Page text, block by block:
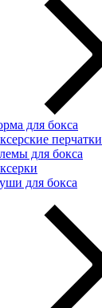
для бокса
перчатки
для бокса
для бокса